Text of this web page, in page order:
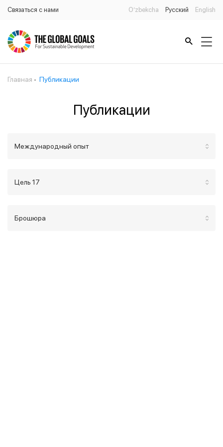
Связаться с нами O’zbekcha Русский English
Главная Публикации
Публикации
Международный опыт
Цель 17
Брошюра